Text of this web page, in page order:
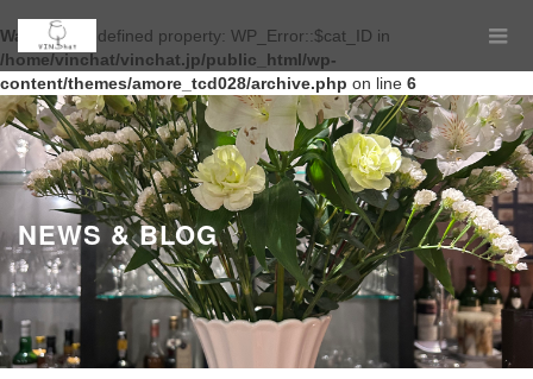
Warning : Undefined property: WP_Error::$cat_ID in
/home/vinchat/vinchat.jp/public_html/wp-
content/themes/amore_tcd028/archive.php on line 6
NEWS & BLOG